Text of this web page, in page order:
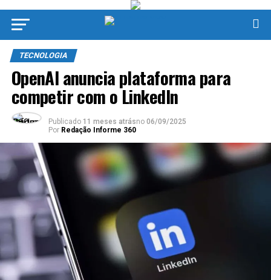
TECNOLOGIA
OpenAI anuncia plataforma para
competir com o LinkedIn
Publicado 11 meses atrásno 06/09/2025
Por Redação Informe 360